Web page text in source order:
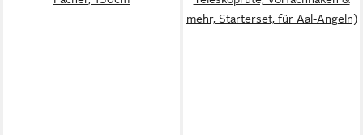
mehr, Starterset, für Aal-Angeln)